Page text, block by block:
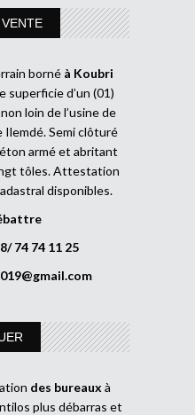
borné à Koubri
superficie d’un (01)
loin de l’usine de
Ilemdé. Semi clôturé
armé et abritant
tôles. Attestation
disponibles.
74 74 11 25
des bureaux à
plus débarras et